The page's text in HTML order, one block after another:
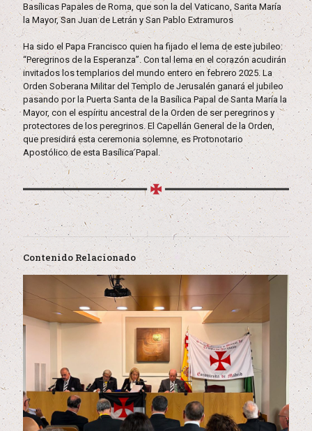
Basílicas Papales de Roma, que son la del Vaticano, Santa María
la Mayor, San Juan de Letrán y San Pablo Extramuros
Ha sido el Papa Francisco quien ha fijado el lema de este jubileo:
“Peregrinos de la Esperanza”. Con tal lema en el corazón acudirán
invitados los templarios del mundo entero en febrero 2025. La
Orden Soberana Militar del Templo de Jerusalén ganará el jubileo
pasando por la Puerta Santa de la Basílica Papal de Santa María la
Mayor, con el espíritu ancestral de la Orden de ser peregrinos y
protectores de los peregrinos. El Capellán General de la Orden,
que presidirá esta ceremonia solemne, es Protonotario
Apostólico de esta Basílica Papal.
Contenido Relacionado